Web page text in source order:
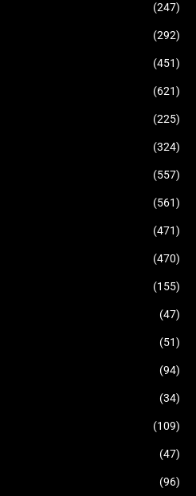
(247)
(292)
(451)
(621)
(225)
(324)
(557)
(561)
(471)
(470)
(155)
(47)
(51)
(94)
(34)
(109)
(47)
(96)